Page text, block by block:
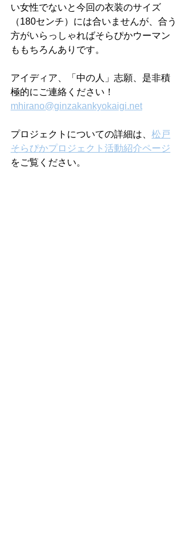
い女性でないと今回の衣装のサイズ
（180センチ）には合いませんが、合う
方がいらっしゃればそらぴかウーマン
ももちろんありです。
アイディア、「中の人」志願、是非積
極的にご連絡ください！
mhirano@ginzakankyokaigi.net
プロジェクトについての詳細は、 松戸
そらぴかプロジェクト活動紹介ページ
をご覧ください。